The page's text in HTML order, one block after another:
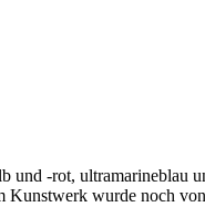
und -rot,
wurde noch